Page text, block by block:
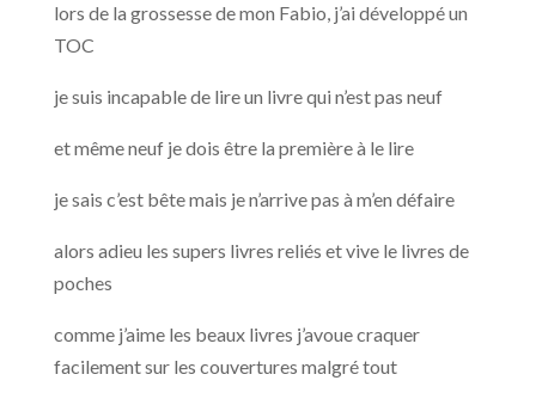
lors de la grossesse de mon Fabio, j’ai développé un
TOC
je suis incapable de lire un livre qui n’est pas neuf
et même neuf je dois être la première à le lire
je sais c’est bête mais je n’arrive pas à m’en défaire
alors adieu les supers livres reliés et vive le livres de
poches
comme j’aime les beaux livres j’avoue craquer
facilement sur les couvertures malgré tout